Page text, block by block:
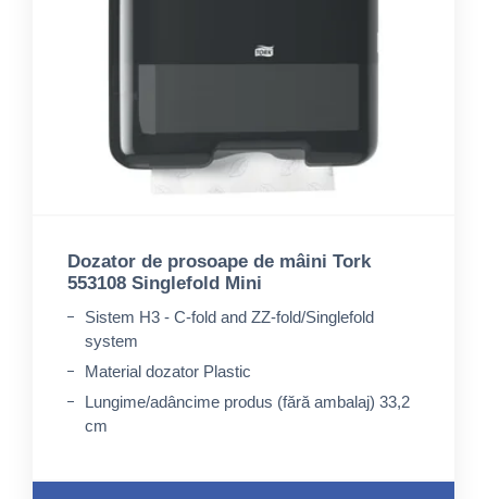
Dozator de prosoape de mâini Tork
553108 Singlefold Mini
Sistem H3 - C-fold and ZZ-fold/Singlefold
system
Material dozator Plastic
Lungime/adâncime produs (fără ambalaj) 33,2
cm